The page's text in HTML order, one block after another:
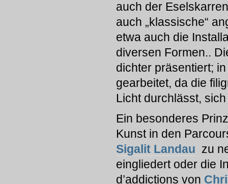
auch der
auch „klassische“
etwa auch die
diversen Formen..
dichter präsentiert;
gearbeitet, da die
Licht durchlässt,
Ein besonderes
Kunst in den
Sigalit Landau zu
eingliedert oder die
d’addictions von